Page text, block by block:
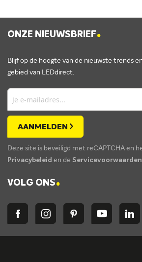
ONZE NIEUWSBRIEF.
Blijf op de hoogte van de nieuwste trends
gebied van LEDdirect.
AANMELDEN
Deze site is beveiligd met reCAPTCHA en
Privacybeleid en de Servicevoorwaarden
VOLG ONS.